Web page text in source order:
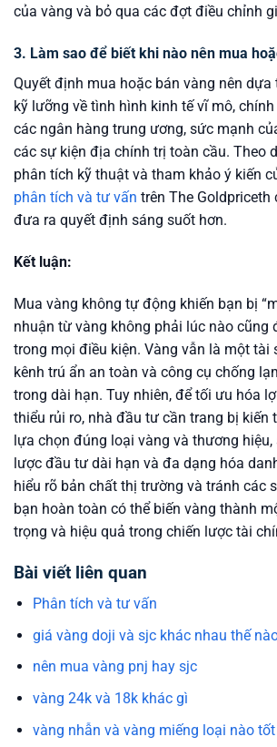
của vàng và bỏ qua các đợt điều chỉnh
3. Làm sao để biết khi nào nên mua
Quyết định mua hoặc bán vàng nên dựa
kỹ lưỡng về tình hình kinh tế vĩ mô,
các ngân hàng trung ương, sức mạnh
các sự kiện địa chính trị toàn cầu. Theo
phân tích kỹ thuật và tham khảo ý kiến
phân tích và tư vấn trên The Goldpriceth
đưa ra quyết định sáng suốt hơn.
Kết luận:
Mua vàng không tự động khiến bạn bị
nhuận từ vàng không phải lúc nào cũng
trong mọi điều kiện. Vàng vẫn là một tài
kênh trú ẩn an toàn và công cụ chống
trong dài hạn. Tuy nhiên, để tối ưu hóa
thiểu rủi ro, nhà đầu tư cần trang bị kiến
lựa chọn đúng loại vàng và thương hiệu,
lược đầu tư dài hạn và đa dạng hóa
hiểu rõ bản chất thị trường và tránh các
bạn hoàn toàn có thể biến vàng thành
trọng và hiệu quả trong chiến lược tài
Bài viết liên quan
Phân tích và tư vấn
giá vàng doji và sjc khác nhau thế
nên mua vàng pnj hay sjc
vàng 24k và 18k khác gì
vàng nhẫn và vàng miếng loại nào